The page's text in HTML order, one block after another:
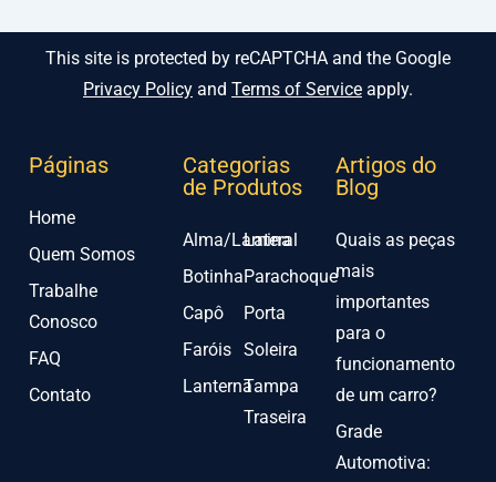
This site is protected by reCAPTCHA and the Google
Privacy Policy and Terms of Service apply.
Páginas
Home
Quem Somos
Trabalhe
Conosco
FAQ
Contato
Categorias
de Produtos
Alma/Lamina
Botinha
Capô
Faróis
Lanterna
Lateral
Parachoque
Porta
Soleira
Tampa
Traseira
Artigos do
Blog
Quais as peças
mais
importantes
para o
funcionamento
de um carro?
Grade
Automotiva: